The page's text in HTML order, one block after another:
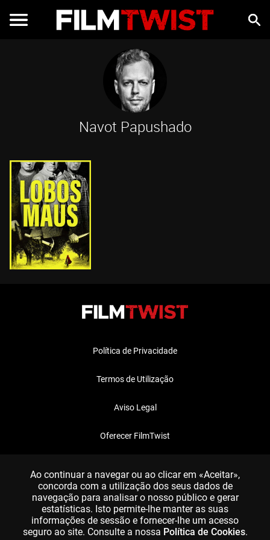
Navot Papushado
Política de Privacidade
Termos de Utilização
Aviso Legal
Oferecer FilmTwist
Ao continuar a navegar ou ao clicar em «Aceitar»,
concorda com a utilização dos seus dados de
navegação para analisar o nosso público e gerar
estatísticas. Isto permite-lhe manter as suas
informações de sessão e fornecer-lhe um acesso
seguro ao site. Consulte a nossa Política de Cookies.